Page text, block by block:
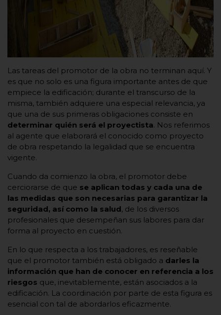
Las tareas del promotor de la obra no terminan aquí. Y
es que no solo es una figura importante antes de que
empiece la edificación; durante el transcurso de la
misma, también adquiere una especial relevancia, ya
que una de sus primeras obligaciones consiste en
determinar quién será el proyectista. Nos referimos
al agente que elaborará el conocido como proyecto
de obra respetando la legalidad que se encuentra
vigente.
Cuando da comienzo la obra, el promotor debe
cerciorarse de que se aplican todas y cada una de
las medidas que son necesarias para garantizar la
seguridad, así como la salud, de los diversos
profesionales que desempeñan sus labores para dar
forma al proyecto en cuestión.
En lo que respecta a los trabajadores, es reseñable
que el promotor también está obligado a darles la
información que han de conocer en referencia a los
riesgos que, inevitablemente, están asociados a la
edificación. La coordinación por parte de esta figura es
esencial con tal de abordarlos eficazmente.